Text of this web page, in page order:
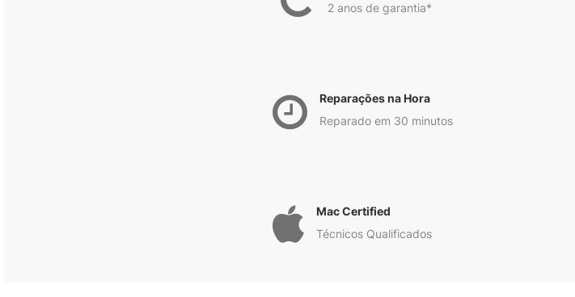
2 anos de garantia*
Reparações na Hora
Reparado em 30 minutos
Mac Certified
Técnicos Qualificados